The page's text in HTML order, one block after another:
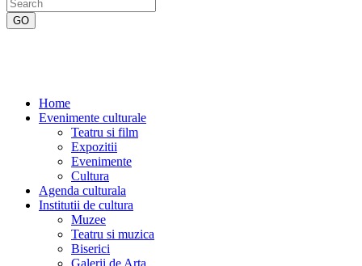
Home
Evenimente culturale
Teatru si film
Expozitii
Evenimente
Cultura
Agenda culturala
Institutii de cultura
Muzee
Teatru si muzica
Biserici
Galerii de Arta